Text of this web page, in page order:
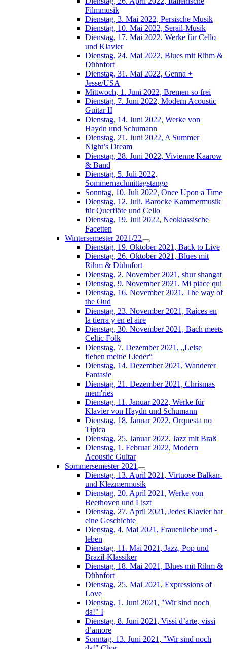
Filmmusik
Dienstag, 3. Mai 2022, Persische Musik
Dienstag, 10. Mai 2022, Serail-Musik
Dienstag, 17. Mai 2022, Werke für Cello
und Klavier
Dienstag, 24. Mai 2022, Blues mit Rihm &
Dühnfort
Dienstag, 31. Mai 2022, Genna +
Jesse/USA
Mittwoch, 1. Juni 2022, Bremen so frei
Dienstag, 7. Juni 2022, Modern Acoustic
Guitar II
Dienstag, 14. Juni 2022, Werke von
Haydn und Schumann
Dienstag, 21. Juni 2022, A Summer
Night’s Dream
Dienstag, 28. Juni 2022, Vivienne Kaarow
& Band
Dienstag, 5. Juli 2022,
Sommernachmittagstango
Sonntag, 10. Juli 2022, Once Upon a Time
Dienstag, 12. Juli, Barocke Kammermusik
für Querflöte und Cello
Dienstag, 19. Juli 2022, Neoklassische
Facetten
Wintersemester 2021/22
Dienstag, 19. Oktober 2021, Back to Live
Dienstag, 26. Oktober 2021, Blues mit
Rihm & Dühnfort
Dienstag, 2. November 2021, shur shangat
Dienstag, 9. November 2021, Mi piace qui
Dienstag, 16. November 2021, The way of
the Oud
Dienstag, 23. November 2021, Raíces en
la tierra y en el aire
Dienstag, 30. November 2021, Bach meets
Celtic Folk
Dienstag, 7. Dezember 2021, „Leise
flehen meine Lieder“
Dienstag, 14. Dezember 2021, Wanderer
Fantasie
Dienstag, 21. Dezember 2021, Chrismas
mem'ries
Dienstag, 11. Januar 2022, Werke für
Klavier von Haydn und Schumann
Dienstag, 18. Januar 2022, Orquesta no
Típica
Dienstag, 25. Januar 2022, Jazz mit Braß
Dienstag, 1. Februar 2022, Modern
Acoustic Guitar
Sommersemester 2021
Dienstag, 13. April 2021, Virtuose Balkan-
und Klezmermusik
Dienstag, 20. April 2021, Werke von
Beethoven und Liszt
Dienstag, 27. April 2021, Jedes Klavier hat
eine Geschichte
Dienstag, 4. Mai 2021, Frauenliebe und -
leben
Dienstag, 11. Mai 2021, Jazz, Pop und
Brazil-Klassiker
Dienstag, 18. Mai 2021, Blues mit Rihm &
Dühnfort
Dienstag, 25. Mai 2021, Expressions of
Love
Dienstag, 1. Juni 2021, "Wir sind noch
da!" I
Dienstag, 8. Juni 2021, Vissi d’arte, vissi
d’amore
Sonntag, 13. Juni 2021, "Wir sind noch